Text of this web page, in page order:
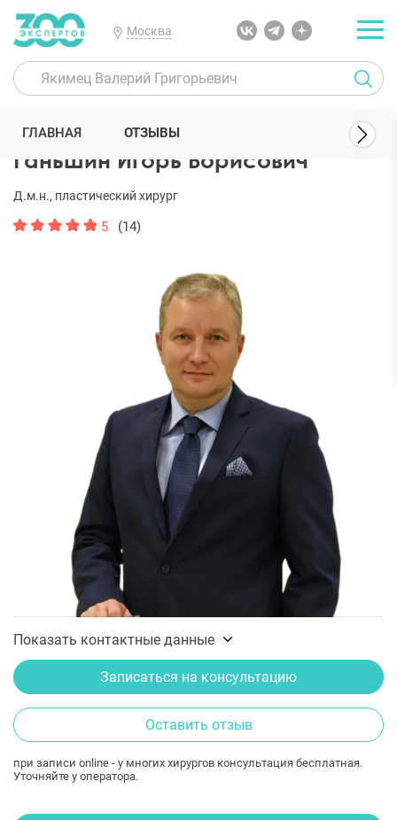
Москва
300 Экспертов Пластические хирурги Ганьшин Игорь
Ганьшин Игорь Борисович
Д.м.н., пластический хирург
5 (14)
Показать контактные данные
Записаться на консультацию
Оставить отзыв
при записи online - у многих хирургов консультация бесплатная.
Уточняйте у оператора.
ГЛАВНАЯ ОТЗЫВЫ